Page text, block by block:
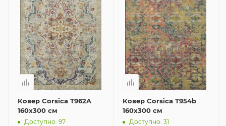
Ковер Corsica T962A
160x300 см
Доступно: 97
Ковер Corsica T954b
160x300 см
Доступно: 31